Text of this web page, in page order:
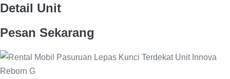
Detail Unit
Pesan Sekarang